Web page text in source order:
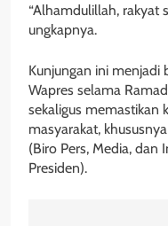
“Alhamdulillah, rakyat
ungkapnya.
Kunjungan ini menjadi
Wapres selama
sekaligus memastikan
masyarakat,
(Biro Pers, Media, dan
Presiden).